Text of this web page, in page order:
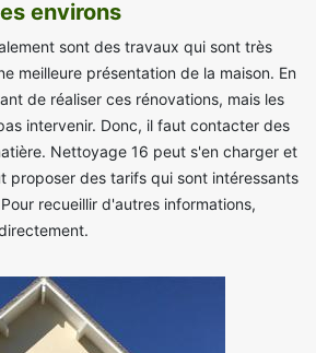
environs
sont des travaux qui sont très
meilleure présentation de la maison. En
de réaliser ces rénovations, mais les
intervenir. Donc, il faut contacter des
Nettoyage 16 peut s'en charger et
proposer des tarifs qui sont intéressants
recueillir d'autres informations,